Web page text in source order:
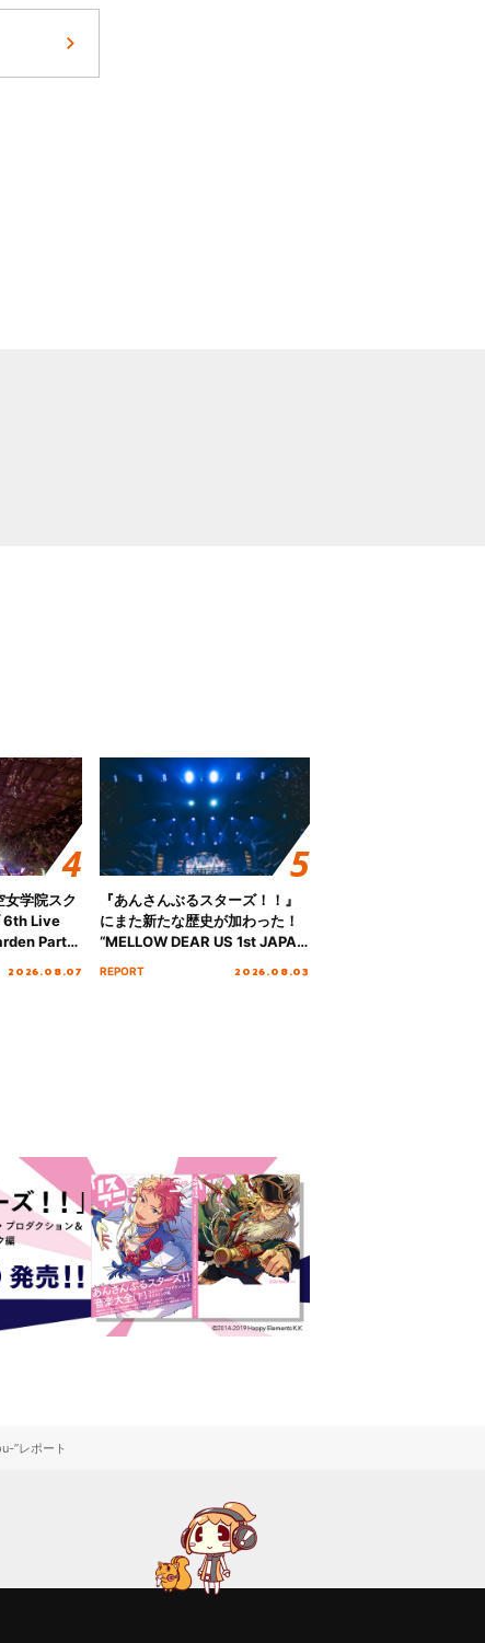
女学院スク
6th Live
Party
2026.08.07
『あんさんぶるスターズ！！』
にまた新たな歴史が加わった！
“MELLOW DEAR US 1st JAPAN
REPORT 2026.08.03
”レポート